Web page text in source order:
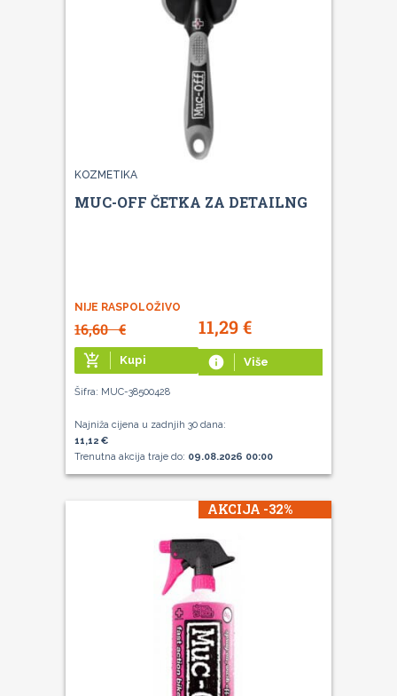
KOZMETIKA
MUC-OFF ČETKA ZA DETAILNG
NIJE RASPOLOŽIVO
16,60€ 11,29€
add_shopping_cart Kupi info Više
Šifra: MUC-38500428
Najniža cijena u zadnjih 30 dana:
11,12 €
Trenutna akcija traje do: 09.08.2026 00:00
AKCIJA -32%